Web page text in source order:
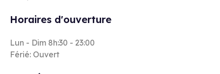
Horaires d'ouverture
Lun - Dim 8h:30 - 23:00
Férié: Ouvert